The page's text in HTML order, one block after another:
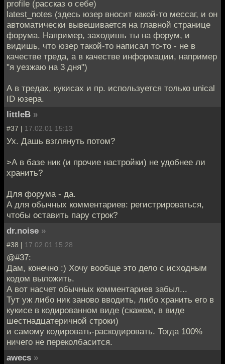
profile (рассказ о себе)
latest_notes (здесь юзер вносит какой-то мессаг, и он
автоматически вывешивается на главной странице
форума. Например, заходишь ты на форум, и
видишь, что юзер такой-то написал то-то - не в
качестве треда, а в качестве информации, например
"я уезжаю на 3 дня")
А в тредах, кукисах и пр. используется только unical
ID юзера.
littleB »
#37 | 17.02.01 15:13
Ух. Дашь взглянуть потом?
>А в базе ник (и прочие настройки) не удобнее ли
хранить?
Для форума - да.
А для обычных комментариев: регистрироваться,
чтобы оставить пару строк?
dr.noise »
#38 | 17.02.01 15:28
@#37:
Дам, конечно :) Хочу вообще это дело с исходным
кодом выложить.
А вот насчет обычных комментариев забыл...
Тут уж либо ник заново вводить, либо хранить его в
кукисе в кодированном виде (скажем, в виде
шестнадцатеричной строки)
и самому кодировать-раскодировать. Тогда 100%
ничего не переколбасится.
awecs »